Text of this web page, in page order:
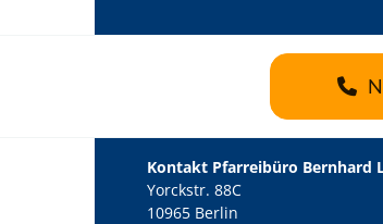
Kontakt Pfarreibüro Bernhard
Yorckstr. 88C
10965 Berlin